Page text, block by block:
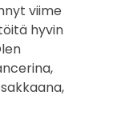
viime
hyvin